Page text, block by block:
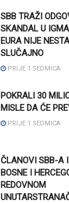
SBB TRAŽI
SKANDAL U
EURA NIJE
SLUČAJNO
PRIJE 1 SEDMICA
POKRALI 30
MISLE DA ĆE
PRIJE 1 SEDMICA
ČLANOVI SBB-A
BOSNE I
REDOVNOM